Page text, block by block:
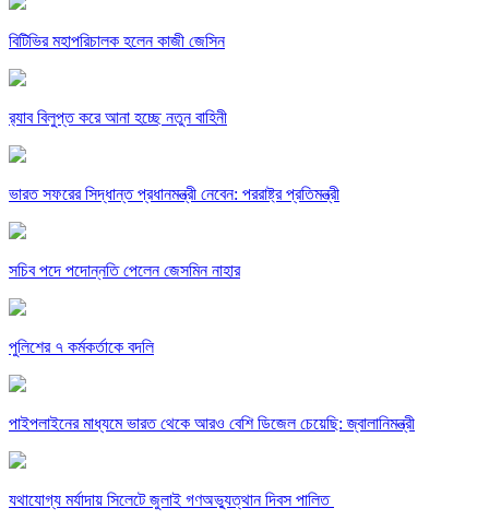
বিটিভির মহাপরিচালক হলেন কাজী জেসিন
র‍্যাব বিলুপ্ত করে আনা হচ্ছে নতুন বাহিনী
ভারত সফরের সিদ্ধান্ত প্রধানমন্ত্রী নেবেন: পররাষ্ট্র প্রতিমন্ত্রী
সচিব পদে পদোন্নতি পেলেন জেসমিন নাহার
পুলিশের ৭ কর্মকর্তাকে বদলি
পাইপলাইনের মাধ্যমে ভারত থেকে আরও বেশি ডিজেল চেয়েছি: জ্বালানিমন্ত্রী
যথাযোগ্য মর্যাদায় সিলেটে জুলাই গণঅভ্যুত্থান দিবস পালিত